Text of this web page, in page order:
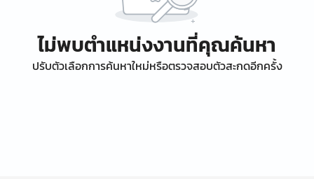
ไม่พบตำแหน่งงานที่คุณค้นหา
ปรับตัวเลือกการค้นหาใหม่หรือตรวจสอบตัวสะกดอีกครั้ง